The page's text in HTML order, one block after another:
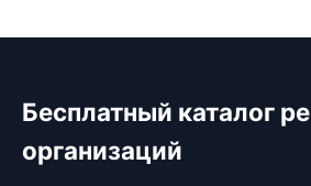
Бесплатный каталог
организаций